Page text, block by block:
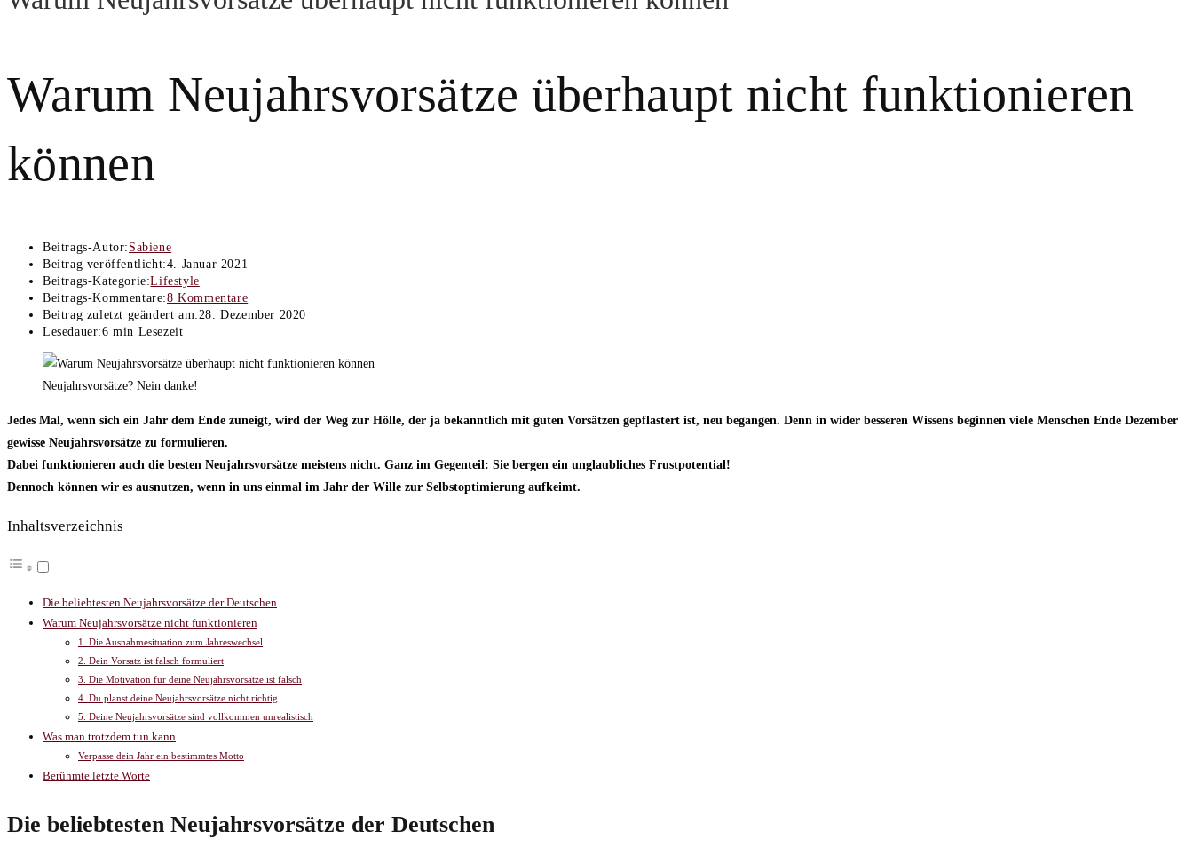
Warum Neujahrsvorsätze überhaupt nicht funktionieren
können
Beitrags-Autor: Sabiene
Beitrag veröffentlicht:4. Januar 2021
Beitrags-Kategorie:Lifestyle
Beitrags-Kommentare:8 Kommentare
Beitrag zuletzt geändert am:28. Dezember 2020
Lesedauer:6 min Lesezeit
Neujahrsvorsätze? Nein danke!
Jedes Mal, wenn sich ein Jahr dem Ende zuneigt, wird der Weg zur Hölle, der ja bekanntlich mit guten Vorsätzen gepflastert ist, neu begangen. Denn in wider besseren Wissens beginnen viele Menschen Ende Dezember
gewisse Neujahrsvorsätze zu formulieren.
Dabei funktionieren auch die besten Neujahrsvorsätze meistens nicht. Ganz im Gegenteil: Sie bergen ein unglaubliches Frustpotential!
Dennoch können wir es ausnutzen, wenn in uns einmal im Jahr der Wille zur Selbstoptimierung aufkeimt.
Inhaltsverzeichnis
Die beliebtesten Neujahrsvorsätze der Deutschen
Warum Neujahrsvorsätze nicht funktionieren
1. Die Ausnahmesituation zum Jahreswechsel
2. Dein Vorsatz ist falsch formuliert
3. Die Motivation für deine Neujahrsvorsätze ist falsch
4. Du planst deine Neujahrsvorsätze nicht richtig
5. Deine Neujahrsvorsätze sind vollkommen unrealistisch
Was man trotzdem tun kann
Verpasse dein Jahr ein bestimmtes Motto
Berühmte letzte Worte
Die beliebtesten Neujahrsvorsätze der Deutschen